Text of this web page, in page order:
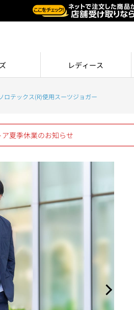
レディース
ロテックス(R)使用スーツジョガー
夏季休業のお知らせ